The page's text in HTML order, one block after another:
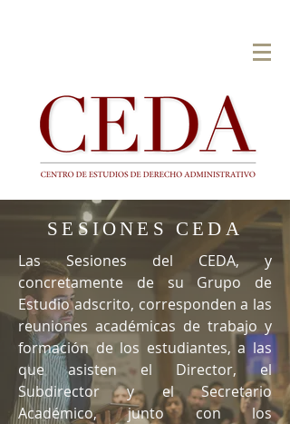
SESIONES CEDA
Las Sesiones del CEDA, y
concretamente de su Grupo de
Estudio adscrito, corresponden a las
reuniones académicas de trabajo y
formación de los estudiantes, a las
que asisten el Director, el
Subdirector y el Secretario
Académico, junto con los